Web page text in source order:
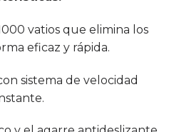
vatios que elimina los
eficaz y rápida.
sistema de velocidad